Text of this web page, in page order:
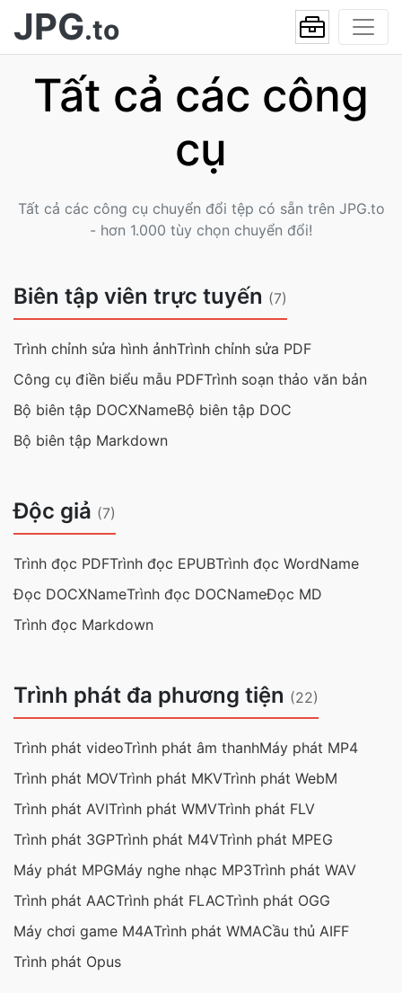
JPG.to
Tất cả các công
cụ
Tất cả các công cụ chuyển đổi tệp có sẵn trên JPG.to
- hơn 1.000 tùy chọn chuyển đổi!
Biên tập viên trực tuyến (7)
Trình chỉnh sửa hình ảnhTrình chỉnh sửa PDF
Công cụ điền biểu mẫu PDFTrình soạn thảo văn bản
Bộ biên tập DOCXNameBộ biên tập DOC
Bộ biên tập Markdown
Độc giả (7)
Trình đọc PDFTrình đọc EPUBTrình đọc WordName
Đọc DOCXNameTrình đọc DOCNameĐọc MD
Trình đọc Markdown
Trình phát đa phương tiện (22)
Trình phát videoTrình phát âm thanhMáy phát MP4
Trình phát MOVTrình phát MKVTrình phát WebM
Trình phát AVITrình phát WMVTrình phát FLV
Trình phát 3GPTrình phát M4VTrình phát MPEG
Máy phát MPGMáy nghe nhạc MP3Trình phát WAV
Trình phát AACTrình phát FLACTrình phát OGG
Máy chơi game M4ATrình phát WMACầu thủ AIFF
Trình phát Opus